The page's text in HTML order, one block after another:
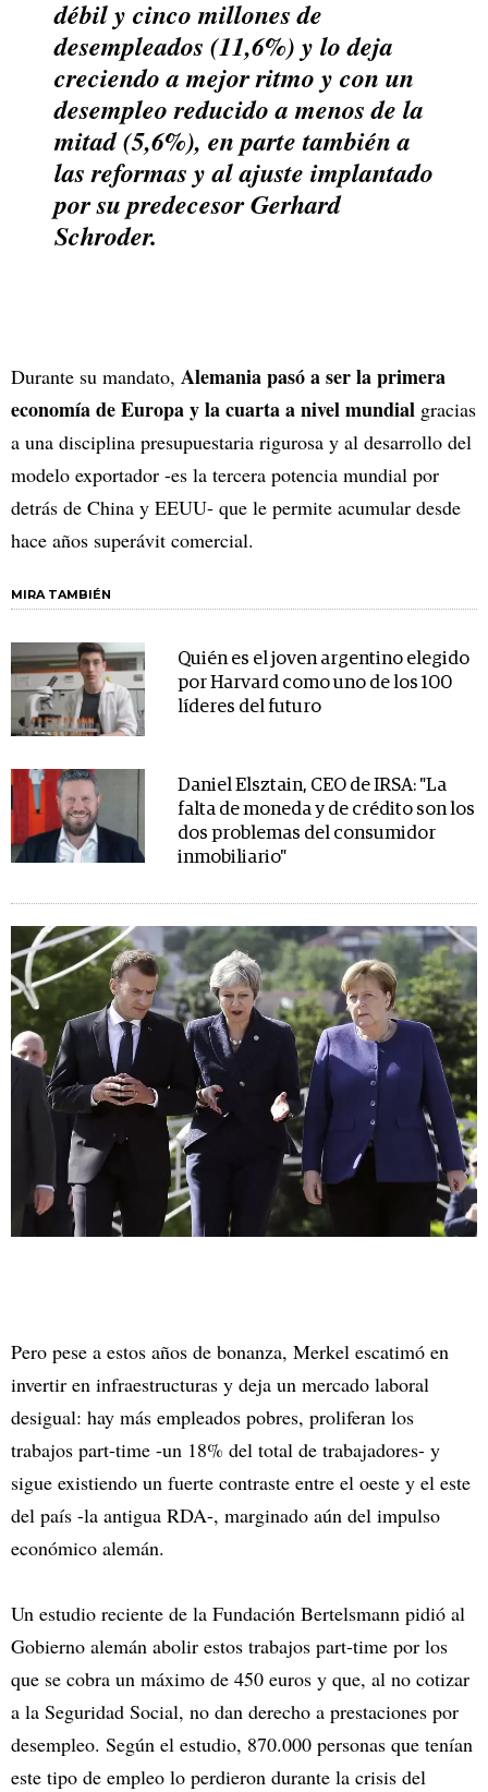
débil y cinco millones de
desempleados (11,6%) y lo deja
creciendo a mejor ritmo y con un
desempleo reducido a menos de la
mitad (5,6%), en parte también a
las reformas y al ajuste implantado
por su predecesor Gerhard
Schroder.
Durante su mandato, Alemania pasó a ser la primera
economía de Europa y la cuarta a nivel mundial gracias
a una disciplina presupuestaria rigurosa y al desarrollo del
modelo exportador -es la tercera potencia mundial por
detrás de China y EEUU- que le permite acumular desde
hace años superávit comercial.
MIRA TAMBIÉN
Quién es el joven argentino elegido
por Harvard como uno de los 100
líderes del futuro
Daniel Elsztain, CEO de IRSA: "La
falta de moneda y de crédito son los
dos problemas del consumidor
inmobiliario"
Pero pese a estos años de bonanza, Merkel escatimó en
invertir en infraestructuras y deja un mercado laboral
desigual: hay más empleados pobres, proliferan los
trabajos part-time -un 18% del total de trabajadores- y
sigue existiendo un fuerte contraste entre el oeste y el este
del país -la antigua RDA-, marginado aún del impulso
económico alemán.
Un estudio reciente de la Fundación Bertelsmann pidió al
Gobierno alemán abolir estos trabajos part-time por los
que se cobra un máximo de 450 euros y que, al no cotizar
a la Seguridad Social, no dan derecho a prestaciones por
desempleo. Según el estudio, 870.000 personas que tenían
este tipo de empleo lo perdieron durante la crisis del